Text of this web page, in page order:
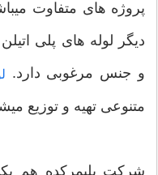
دیگر لوله های پلی
و جنس مرغوبی دارد.
متنوعی تهیه و توزیع
شرکت پلیمرکده هم